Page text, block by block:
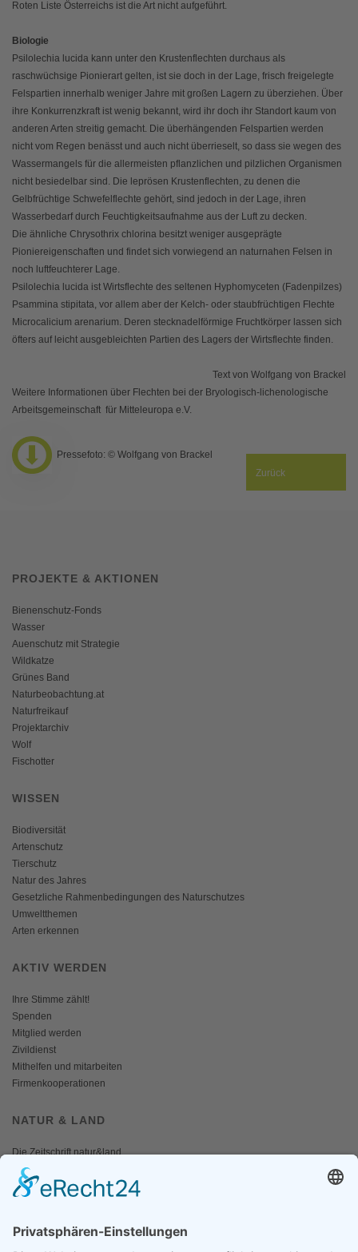
Roten Liste Österreichs ist die Art nicht aufgeführt.
Biologie
Psilolechia lucida kann unter den Krustenflechten durchaus als
raschwüchsige Pionierart gelten, ist sie doch in der Lage, frisch freigelegte
Felspartien innerhalb weniger Jahre mit großen Lagern zu überziehen. Über
ihre Konkurrenzkraft ist wenig bekannt, wird ihr doch ihr Standort kaum von
anderen Arten streitig gemacht. Die überhängenden Felspartien werden
nicht vom Regen benässt und auch nicht überrieselt, so dass sie wegen des
Wassermangels für die allermeisten pflanzlichen und pilzlichen Organismen
nicht besiedelbar sind. Die leprösen Krustenflechten, zu denen die
Gelbfrüchtige Schwefelflechte gehört, sind jedoch in der Lage, ihren
Wasserbedarf durch Feuchtigkeitsaufnahme aus der Luft zu decken.
Die ähnliche Chrysothrix chlorina besitzt weniger ausgeprägte
Pioniereigenschaften und findet sich vorwiegend an naturnahen Felsen in
noch luftfeuchterer Lage.
Psilolechia lucida ist Wirtsflechte des seltenen Hyphomyceten (Fadenpilzes)
Psammina stipitata, vor allem aber der Kelch- oder staubfrüchtigen Flechte
Microcalicium arenarium. Deren stecknadelförmige Fruchtkörper lassen sich
öfters auf leicht ausgebleichten Partien des Lagers der Wirtsflechte finden.
Text von Wolfgang von Brackel
Weitere Informationen über Flechten bei der Bryologisch-lichenologische
Arbeitsgemeinschaft für Mitteleuropa e.V.
Pressefoto: © Wolfgang von Brackel
Zurück
PROJEKTE & AKTIONEN
Bienenschutz-Fonds
Wasser
Auenschutz mit Strategie
Wildkatze
Grünes Band
Naturbeobachtung.at
Naturfreikauf
Projektarchiv
Wolf
Fischotter
WISSEN
Biodiversität
Artenschutz
Tierschutz
Natur des Jahres
Gesetzliche Rahmenbedingungen des Naturschutzes
Umweltthemen
Arten erkennen
AKTIV WERDEN
Ihre Stimme zählt!
Spenden
Mitglied werden
Zivildienst
Mithelfen und mitarbeiten
Firmenkooperationen
NATUR & LAND
Die Zeitschrift natur&land
Archiv
Mediadaten